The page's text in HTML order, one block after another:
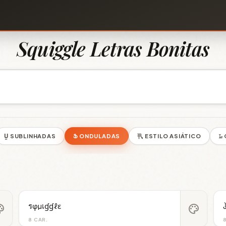
Squiggle Letras Bonitas
U̺ SUBLINHADAS Ֆ ONDULADAS 卂 ESTILO ASIÁTICO 𝙻̷
8 CAR.
รφµเɠɠℓε palette